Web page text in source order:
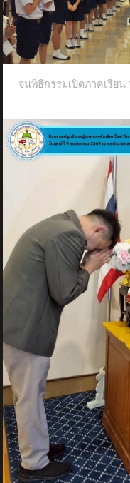
จนพิธีกรรมเปิดภาคเรีย